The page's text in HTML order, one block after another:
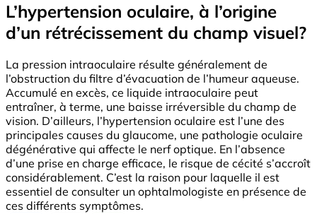
L’hypertension oculaire, à l’origine
d’un rétrécissement du champ visuel?
La pression intraoculaire résulte généralement de
l’obstruction du filtre d’évacuation de l’humeur aqueuse.
Accumulé en excès, ce liquide intraoculaire peut
entraîner, à terme, une baisse irréversible du champ de
vision. D’ailleurs, l’hypertension oculaire est l’une des
principales causes du glaucome, une pathologie oculaire
dégénérative qui affecte le nerf optique. En l’absence
d’une prise en charge efficace, le risque de cécité s’accroît
considérablement. C’est la raison pour laquelle il est
essentiel de consulter un ophtalmologiste en présence de
ces différents symptômes.